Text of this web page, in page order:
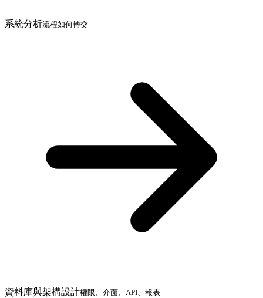
系統分析流程如何轉交
資料庫與架構設計權限、介面、API、報表